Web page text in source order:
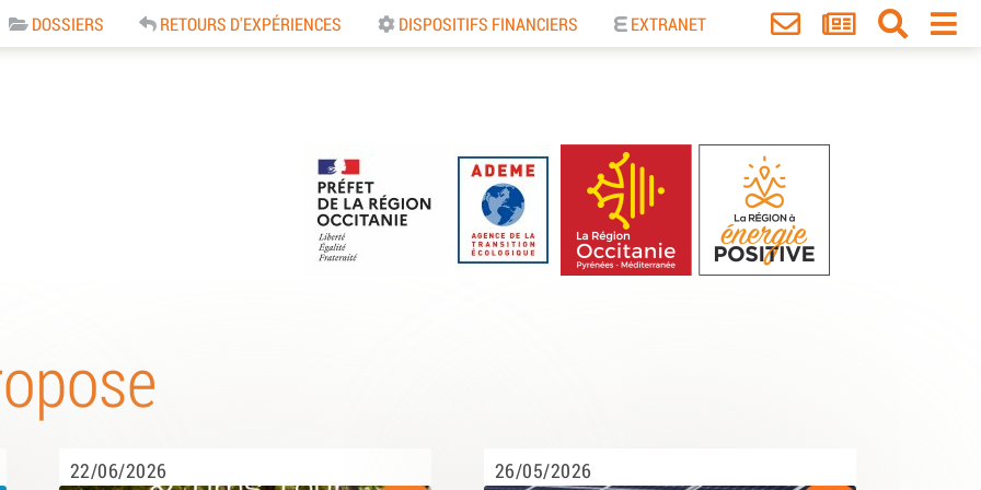
DOSSIERS RETOURS D'EXPÉRIENCES DISPOSITIFS FINANCIERS EXTRANET
22/06/2026 26/05/2026